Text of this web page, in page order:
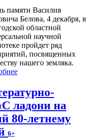
памяти Василия
Белова, 4 декабря, в
областной
научной
пройдет ряд
посвященных
нашего земляка.
ладони на
80-летнему
6+